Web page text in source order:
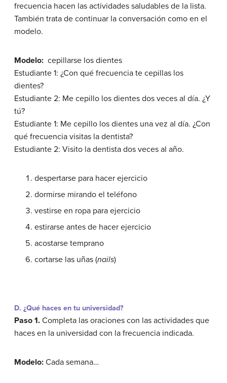
frecuencia hacen las actividades saludables de la lista.
También trata de continuar la conversación como en el
modelo.
Modelo: cepillarse los dientes
Estudiante 1: ¿Con qué frecuencia te cepillas los
dientes?
Estudiante 2: Me cepillo los dientes dos veces al día. ¿Y
tú?
Estudiante 1: Me cepillo los dientes una vez al día. ¿Con
qué frecuencia visitas la dentista?
Estudiante 2: Visito la dentista dos veces al año.
despertarse para hacer ejercicio
dormirse mirando el teléfono
vestirse en ropa para ejercicio
estirarse antes de hacer ejercicio
acostarse temprano
cortarse las uñas (nails)
D. ¿Qué haces en tu universidad?
Paso 1. Completa las oraciones con las actividades que
haces en la universidad con la frecuencia indicada.
Modelo: Cada semana…